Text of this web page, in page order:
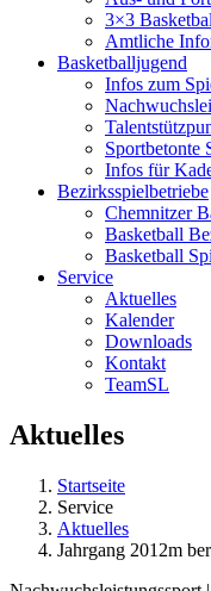
3×3
Amtliche
Basketballjugend
Infos zum
Sportbetonte
Infos für
Bezirksspielbetriebe
Chemnitzer
Basketball
Basketball
Service
Aktuelles
Kalender
Downloads
Kontakt
TeamSL
Aktuelles
Startseite
Service
Aktuelles
Jahrgang 2012m